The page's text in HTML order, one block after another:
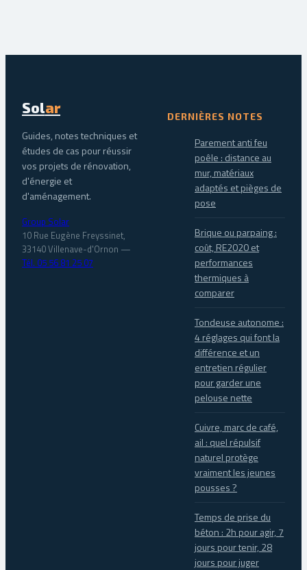
Solar
Guides, notes techniques et
études de cas pour réussir
vos projets de rénovation,
d'énergie et
d'aménagement.
Group Solar
10 Rue Eugène Freyssinet,
33140 Villenave-d'Ornon —
Tél. 05 56 81 25 07
DERNIÈRES NOTES
Parement anti feu
poêle : distance au
mur, matériaux
adaptés et pièges de
pose
Brique ou parpaing :
coût, RE2020 et
performances
thermiques à
comparer
Tondeuse autonome :
4 réglages qui font la
différence et un
entretien régulier
pour garder une
pelouse nette
Cuivre, marc de café,
ail : quel répulsif
naturel protège
vraiment les jeunes
pousses ?
Temps de prise du
béton : 2h pour agir, 7
jours pour tenir, 28
jours pour juger